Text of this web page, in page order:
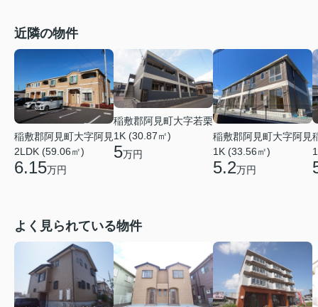
近隣の物件
稲敷郡阿見町大字阿見
2LDK (59.06㎡)
6.15万円
稲敷郡阿見町大字若栗
1K (30.87㎡)
5万円
稲敷郡阿見町大字阿見
1K (33.56㎡)
5.2万円
よく見られている物件